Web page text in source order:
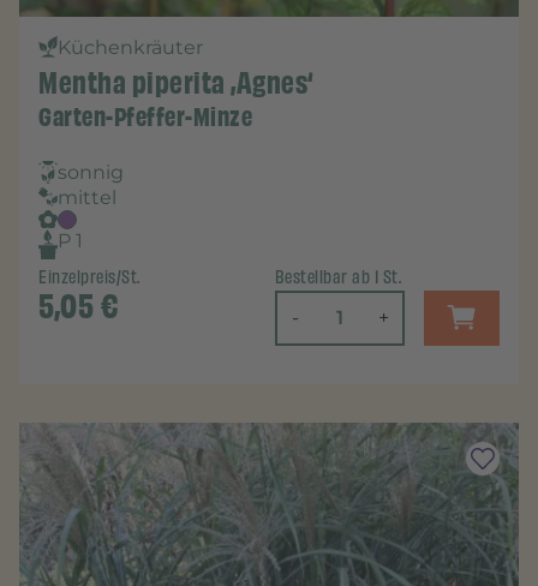
Küchenkräuter
Mentha piperita ‚Agnes‘
Garten-Pfeffer-Minze
sonnig
mittel
P 1
Einzelpreis/St.
5,05€
Bestellbar ab 1 St.
- +